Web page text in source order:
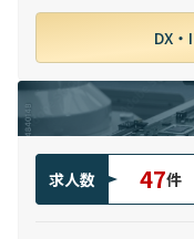
DX
求人数 47件